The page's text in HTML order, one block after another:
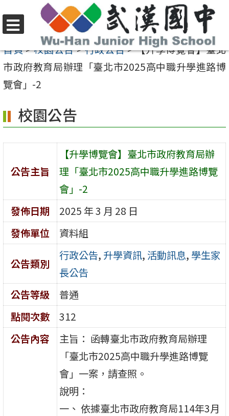
至
要
內
區
選
單
首頁>校園公告>行政公告>【升學博覽會】臺北
市政府教育局辦理「臺北市2025高中職升學進路博
覽會」-2
校園公告
公告主旨
【升學博覽會】臺北市政府教育局辦
理「臺北市2025高中職升學進路博覽
會」-2
發佈日期
2025 年 3 月 28 日
發佈單位
資料組
公告類別
行政公告, 升學資訊, 活動訊息, 學生家
長公告
公告等級
普通
點閱次數
312
公告內容
主旨： 函轉臺北市政府教育局辦理
「臺北市2025高中職升學進路博覽
會」一案，請查照。
說明：
一、 依據臺北市政府教育局114年3月